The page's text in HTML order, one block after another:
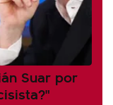
Suar por